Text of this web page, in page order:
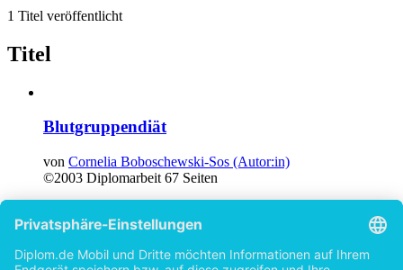
1 Titel veröffentlicht
Titel
Blutgruppendiät
von Cornelia Boboschewski-Sos (Autor:in)
©2003 Diplomarbeit 67 Seiten
Impressum
AGB